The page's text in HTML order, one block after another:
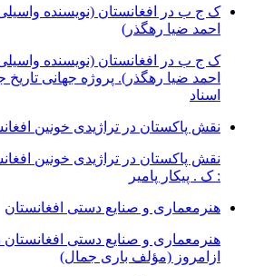
ک ج ب در افغانستان (نویسنده
احمد ضیا رهگذر)
ک ج ب در افغانستان (نویسنده
احمد ضیا رهگذر). پروژه جهانی
اسناد
نقش پاکستان در تراژیدی خونین
نقش پاکستان در تراژیدی خونین
: ک . پیکار پامیر
هنرمعماری و صنایع دستی افغانستان
هنرمعماری و صنایع دستی افغانستان
ازامروز (مؤلف باری جمال)